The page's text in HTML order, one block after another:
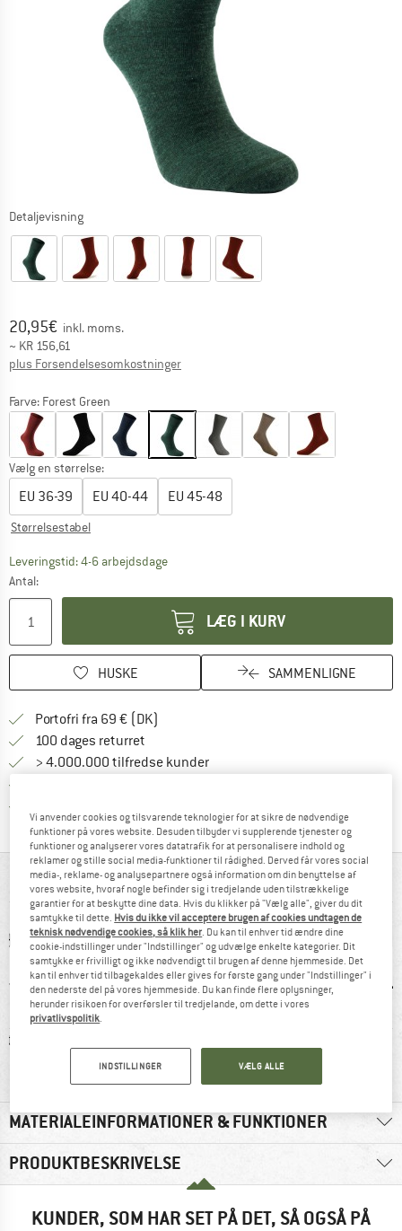
Detaljevisning
Pris:
20,95€ inkl. moms.
~ KR 156,61
plus ForsendelsesomkostningerOplysninger om
Farve: Forest Green
Vælg en størrelse:
EU 36-39 EU 40-44 EU 45-48
Størrelsestabel
Leveringstid: 4-6 arbejdsdageLinket åbnes i en infoboks og indeholder
Antal:
LÆG I KURV
HUSKE SAMMENLIGNE
Portofri fra 69 € (DK)
100 dages returret
> 4.000.000 tilfredse kunder
ALT I OVERBLIK
MATERIALEINFORMATIONER & FUNKTIONER
PRODUKTBESKRIVELSE
KUNDER, SOM HAR SET PÅ DET, SÅ OGSÅ PÅ
Vi anvender cookies og tilsvarende teknologier for at sikre de nødvendige
funktioner på vores website. Desuden tilbyder vi supplerende tjenester og
funktioner og analyserer vores datatrafik for at personalisere indhold og
reklamer og stille social media-funktioner til rådighed. Derved får vores social
media-, reklame- og analysepartnere også information om din benyttelse af
vores website, hvoraf nogle befinder sig i tredjelande uden tilstrækkelige
garantier for at beskytte dine data. Hvis du klikker på "Vælg alle", giver du dit
samtykke til dette. Hvis du ikke vil acceptere brugen af cookies undtagen de
teknisk nødvendige cookies, så klik her. Du kan til enhver tid ændre dine
cookie-indstillinger under "Indstillinger" og udvælge enkelte kategorier. Dit
samtykke er frivilligt og ikke nødvendigt til brugen af denne hjemmeside. Det
kan til enhver tid tilbagekaldes eller gives for første gang under "Indstillinger" i
den nederste del på vores hjemmeside. Du kan finde flere oplysninger,
herunder risikoen for overførsler til tredjelande, om dette i vores
privatlivspolitik.
INDSTILLINGER VÆLG ALLE